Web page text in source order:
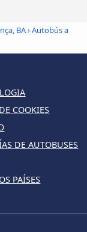
BA›Autobús a
COOKIES
DE AUTOBUSES
PAÍSES